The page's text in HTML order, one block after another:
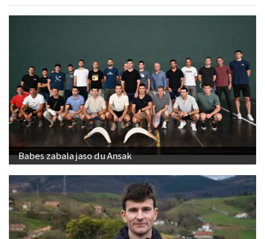
Babes zabala jaso du Ansak